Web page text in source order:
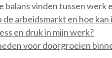
balans vinden tussen werk
arbeidsmarkt en hoe kan
en druk in mijn werk?
voor doorgroeien